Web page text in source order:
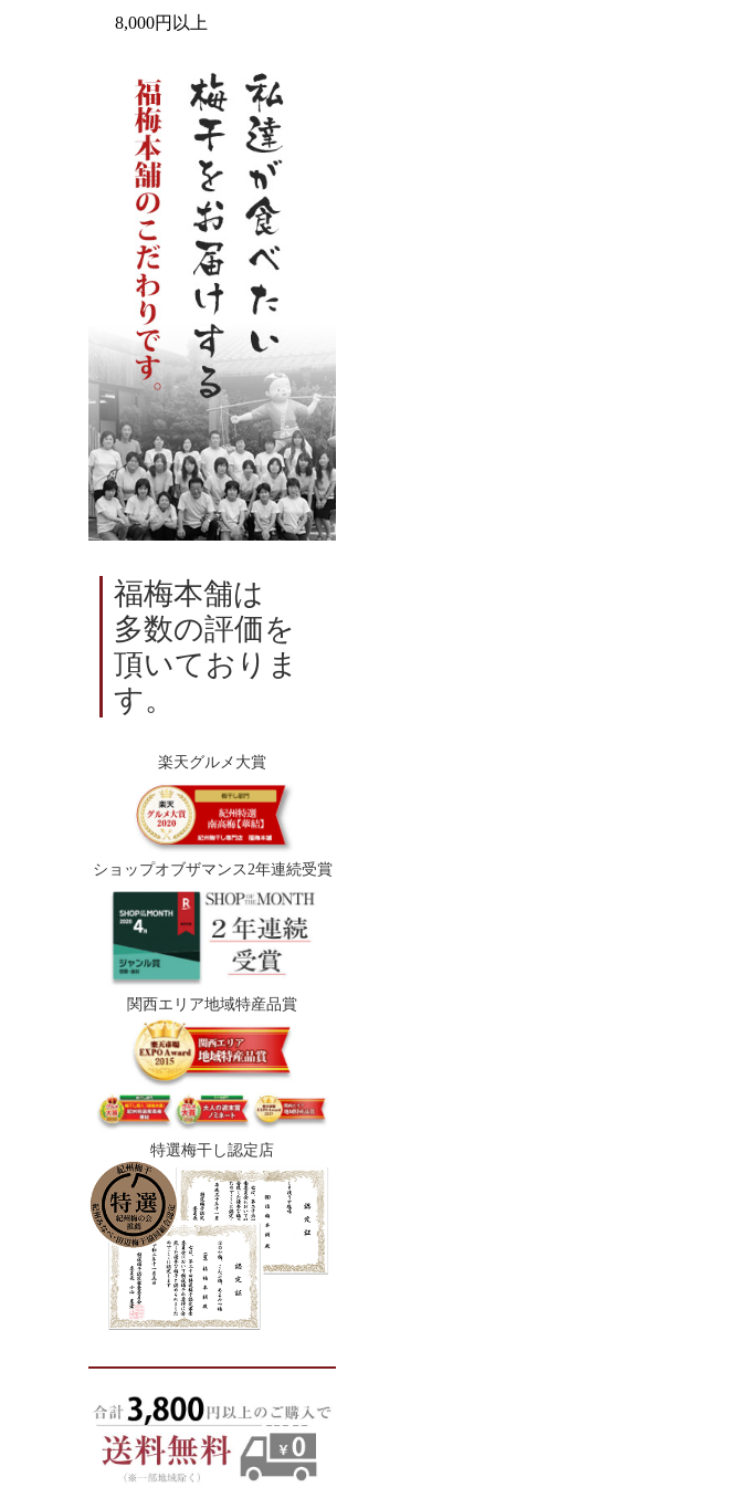
8,000円以上
福梅本舗は
多数の評価を
頂いておりま
す。
楽天グルメ大賞
ショップオブザマンス2年連続受賞
関西エリア地域特産品賞
特選梅干し認定店